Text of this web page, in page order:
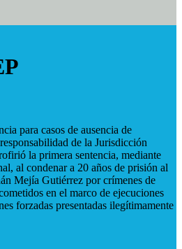
para casos de ausencia de
de la Jurisdicción
la primera sentencia, mediante
al condenar a 20 años de prisión al
Mejía Gutiérrez por crímenes de
en el marco de ejecuciones
forzadas presentadas ilegítimamente